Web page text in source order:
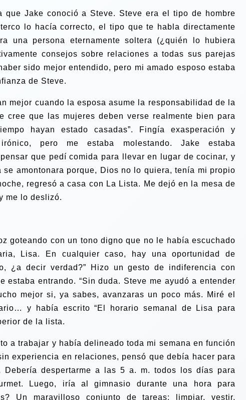
que Jake conoció a Steve. Steve era el tipo de hombre
lo hacía correcto, el tipo que te habla directamente
una persona eternamente soltera (¿quién lo hubiera
consejos sobre relaciones a todas sus parejas
sido mejor entendido, pero mi amado esposo estaba
de Steve.
mejor cuando la esposa asume la responsabilidad de la
cree que las mujeres deben verse realmente bien para
hayan estado casadas”. Fingía exasperación y
pero me estaba molestando. Jake estaba
que pedí comida para llevar en lugar de cocinar, y
amontonara porque, Dios no lo quiera, tenía mi propio
regresó a casa con La Lista. Me dejó en la mesa de
me lo deslizó.
goteando con un tono digno que no le había escuchado
Lisa. En cualquier caso, hay una oportunidad de
¿a decir verdad?” Hizo un gesto de indiferencia con
estaba entrando. “Sin duda. Steve me ayudó a entender
mejor si, ya sabes, avanzaras un poco más. Miré el
y había escrito “El horario semanal de Lisa para
de la lista.
a trabajar y había delineado toda mi semana en función
experiencia en relaciones, pensó que debía hacer para
Debería despertarme a las 5 a. m. todos los días para
Luego, iría al gimnasio durante una hora para
Un maravilloso conjunto de tareas: limpiar, vestir,